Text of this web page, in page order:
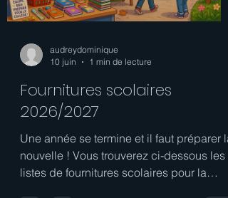
audreydominique
10 juin
1 min de lecture
Fournitures scolaires
2026/2027
Une année se termine et il faut préparer la
nouvelle ! Vous trouverez ci-dessous les
listes de fournitures scolaires pour la